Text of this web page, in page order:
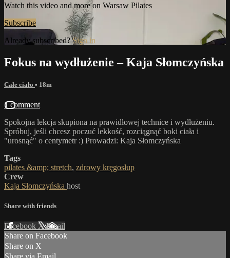
Watch this video and more on Warsaw Pilates
Subscribe
Already subscribed?Sign in
Fokus na wydłużenie – Kaja Słomczyńska
Całe ciało • 18m
1 comment
Spokojna lekcja skupiona na prawidłowej technice i wydłużeniu.
Spróbuj, jeśli chcesz poczuć lekkość, rozciągnąć boki ciała i
"urosnąć" o centymetr :) Prowadzi: Kaja Słomczyńska
Tags
pilates &amp; stretch, zdrowy kręgosłup
Crew
Kaja Słomczyńska host
Share with friends
Facebook XEmail
Share on Facebook
Share on X